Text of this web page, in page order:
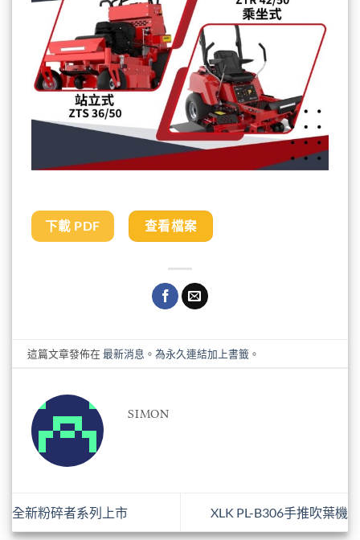
下載 PDF 查看檔案
這篇文章發佈在最新消息 。為永久連結加上書籤 。
SIMON
全新粉碎者系列上市 XLK PL-B306手推吹葉機